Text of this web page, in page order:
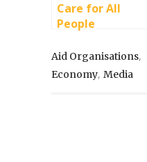
Care for All
People
Aid Organisations,
Economy, Media